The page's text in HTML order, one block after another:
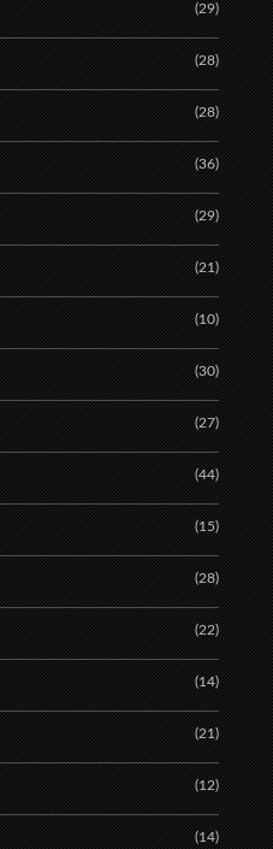
(29)
(28)
(28)
(36)
(29)
(21)
(10)
(30)
(27)
(44)
(15)
(28)
(22)
(14)
(21)
(12)
(14)